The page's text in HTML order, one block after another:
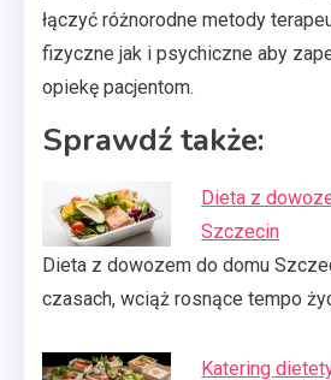
łączyć różnorodne metody
fizyczne jak i psychiczne aby
opiekę pacjentom.
Sprawdź także:
Dieta z
Szczecin
Dieta z dowozem do domu
czasach, wciąż rosnące tempo
Katering